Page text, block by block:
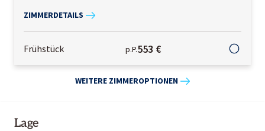
ZIMMERDETAILS
Frühstück p.P.553 €
WEITERE ZIMMEROPTIONEN
Lage